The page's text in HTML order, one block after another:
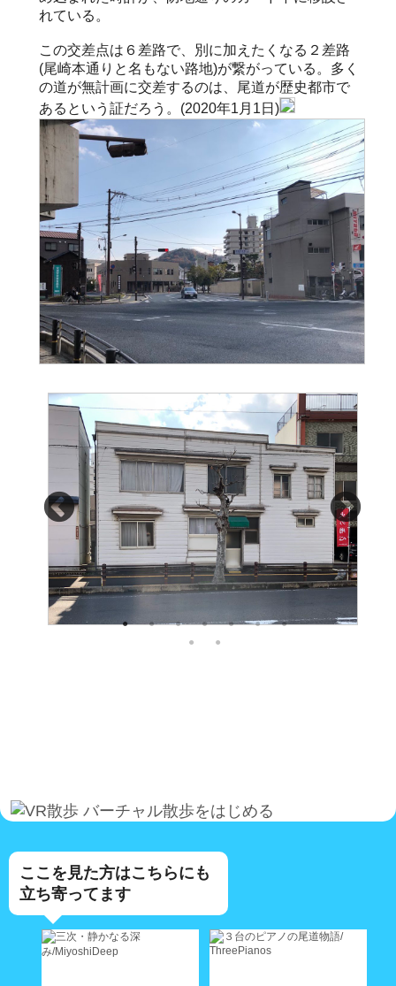
れている。
この交差点は６差路で、別に加えたくなる２差路
(尾崎本通りと名もない路地)が繋がっている。多く
の道が無計画に交差するのは、尾道が歴史都市で
あるという証だろう。(2020年1月1日)
バーチャル散歩をはじめる
ここを見た方はこちらにも
立ち寄ってます